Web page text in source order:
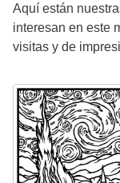
Aquí están
interesan en este
visitas y de